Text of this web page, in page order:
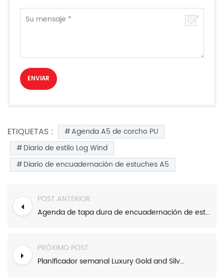
ETIQUETAS :
Agenda A5 de corcho PU
Diario de estilo Log Wind
Diario de encuadernación de estuches A5
POST ANTERIOR
Agenda de tapa dura de encuadernación de estuches azul RPET Range A5
PRÓXIMO POST
Planificador semanal Luxury Gold and Silver Range 2023